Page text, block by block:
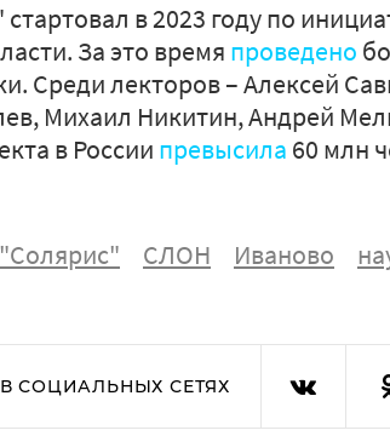
в 2023 году по
За это время проведено
Среди лекторов – Алексей
Михаил Никитин, Андрей
в России превысила 60 млн
СЛОН Иваново
СОЦИАЛЬНЫХ СЕТЯХ